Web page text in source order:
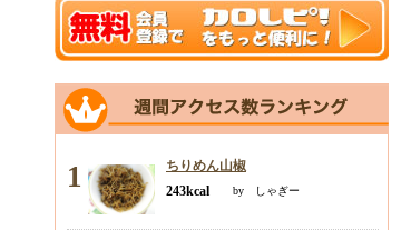
1
ちりめん山椒
243kcal
by しゃぎー